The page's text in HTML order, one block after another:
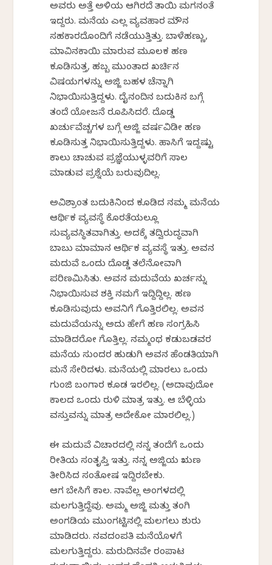
ಅವರು ಅತ್ತೆ ಅಳಿಯ ಆಗಿರದೆ ತಾಯಿ ಮಗನಂತೆ
ಇದ್ದರು. ಮನೆಯ ಎಲ್ಲ ವ್ಯವಹಾರ ಮೌನ
ಸಹಕಾರದೊಂದಿಗೆ ನಡೆಯುತ್ತಿತ್ತು. ಬಾಳೆಹಣ್ಣು,
ಮಾವಿನಕಾಯಿ ಮಾರುವ ಮೂಲಕ ಹಣ
ಕೂಡಿಸುತ್ತ, ಹಬ್ಬ ಮುಂತಾದ ಖರ್ಚಿನ
ವಿಷಯಗಳನ್ನು ಅಜ್ಜಿ ಬಹಳ ಚೆನ್ನಾಗಿ
ನಿಭಾಯಿಸುತ್ತಿದ್ದಳು. ದೈನಂದಿನ ಬದುಕಿನ ಬಗ್ಗೆ
ತಂದೆ ಯೋಜನೆ ರೂಪಿಸಿದರೆ. ದೊಡ್ಡ
ಖರ್ಚುವೆಚ್ಚಗಳ ಬಗ್ಗೆ ಅಜ್ಜಿ ವರ್ಷವಿಡೀ ಹಣ
ಕೂಡಿಸುತ್ತ ನಿಭಾಯಿಸುತ್ತಿದ್ದಳು. ಹಾಸಿಗೆ ಇದ್ದಷ್ಟು
ಕಾಲು ಚಾಚುವ ಪ್ರಜ್ಞೆಯುಳ್ಳವರಿಗೆ ಸಾಲ
ಮಾಡುವ ಪ್ರಶ್ನೆಯೆ ಬರುವುದಿಲ್ಲ.
ಅವಿಶ್ರಾಂತ ಬದುಕಿನಿಂದ ಕೂಡಿದ ನಮ್ಮ ಮನೆಯ
ಆರ್ಥಿಕ ವ್ಯವಸ್ಥೆ ಕೊರತೆಯಲ್ಲೂ
ಸುವ್ಯವಸ್ಥಿತವಾಗಿತ್ತು. ಅದಕ್ಕೆ ತದ್ವಿರುದ್ಧವಾಗಿ
ಬಾಬು ಮಾಮಾನ ಆರ್ಥಿಕ ವ್ಯವಸ್ಥೆ ಇತ್ತು. ಅವನ
ಮದುವೆ ಒಂದು ದೊಡ್ಡ ತಲೆನೋವಾಗಿ
ಪರಿಣಮಿಸಿತು. ಅವನ ಮದುವೆಯ ಖರ್ಚನ್ನು
ನಿಭಾಯಿಸುವ ಶಕ್ತಿ ನಮಗೆ ಇದ್ದಿದ್ದಿಲ್ಲ. ಹಣ
ಕೂಡಿಸುವುದು ಅವನಿಗೆ ಗೊತ್ತಿರಲಿಲ್ಲ. ಅವನ
ಮದುವೆಯನ್ನು ಅದು ಹೇಗೆ ಹಣ ಸಂಗ್ರಹಿಸಿ
ಮಾಡಿದರೋ ಗೊತ್ತಿಲ್ಲ. ನಮ್ಮಂಥ ಕಡುಬಡವರ
ಮನೆಯ ಸುಂದರ ಹುಡುಗಿ ಅವನ ಹೆಂಡತಿಯಾಗಿ
ಮನೆ ಸೇರಿದಳು. ಮನೆಯಲ್ಲಿ ಮಾರಲು ಒಂದು
ಗುಂಜಿ ಬಂಗಾರ ಕೂಡ ಇರಲಿಲ್ಲ. (ಅದಾವುದೋ
ಕಾಲದ ಒಂದು ರುಳಿ ಮಾತ್ರ ಇತ್ತು. ಆ ಬೆಳ್ಳಿಯ
ವಸ್ತುವನ್ನು ಮಾತ್ರ ಅದೇಕೋ ಮಾರಲಿಲ್ಲ.)
ಈ ಮದುವೆ ವಿಚಾರದಲ್ಲಿ ನನ್ನ ತಂದೆಗೆ ಒಂದು
ರೀತಿಯ ಸಂತೃಪ್ತಿ ಇತ್ತು. ನನ್ನ ಅಜ್ಜಿಯ ಋಣ
ತೀರಿಸಿದ ಸಂತೋಷ ಇದ್ದಿರಬೇಕು.
ಆಗ ಬೇಸಿಗೆ ಕಾಲ. ನಾವೆಲ್ಲ ಅಂಗಳದಲ್ಲಿ
ಮಲಗುತ್ತಿದ್ದೆವು. ಅಮ್ಮ ಅಜ್ಜಿ ಮತ್ತು ತಂಗಿ
ಅಂಗಡಿಯ ಮುಂಗಟ್ಟಿನಲ್ಲಿ ಮಲಗಲು ಶುರು
ಮಾಡಿದರು. ನವದಂಪತಿ ಮನೆಯೊಳಗೆ
ಮಲಗುತ್ತಿದ್ದರು. ಮರುದಿನವೇ ರಂಪಾಟ